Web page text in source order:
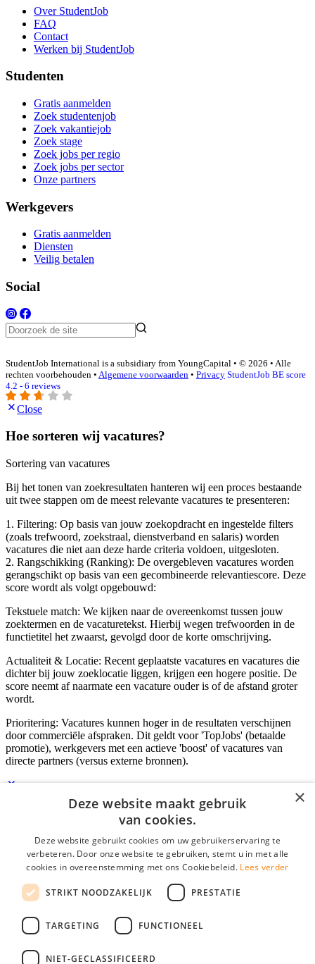
Over StudentJob
FAQ
Contact
Werken bij StudentJob
Studenten
Gratis aanmelden
Zoek studentenjob
Zoek vakantiejob
Zoek stage
Zoek jobs per regio
Zoek jobs per sector
Onze partners
Werkgevers
Gratis aanmelden
Diensten
Veilig betalen
Social
StudentJob International is a subsidiary from YoungCapital • © 2026 • Alle
rechten voorbehouden • Algemene voorwaarden • Privacy StudentJob BE score
4.2 - 6 reviews
Close
Hoe sorteren wij vacatures?
Sortering van vacatures
Bij het tonen van zoekresultaten hanteren wij een proces bestaande
uit twee stappen om de meest relevante vacatures te presenteren:
1. Filtering: Op basis van jouw zoekopdracht en ingestelde filters
(zoals trefwoord, zoekstraal, dienstverband en salaris) worden
vacatures die niet aan deze harde criteria voldoen, uitgesloten.
2. Rangschikking (Ranking): De overgebleven vacatures worden
gerangschikt op basis van een gecombineerde relevantiescore. Deze
score wordt als volgt opgebouwd:
Tekstuele match: We kijken naar de overeenkomst tussen jouw
zoektermen en de vacaturetekst. Hierbij wegen trefwoorden in de
functietitel het zwaarst, gevolgd door de korte omschrijving.
Actualiteit & Locatie: Recent geplaatste vacatures en vacatures die
dichter bij jouw zoeklocatie liggen, krijgen een hogere positie. De
score neemt af naarmate een vacature ouder is of de afstand groter
wordt.
Prioritering: Vacatures kunnen hoger in de resultaten verschijnen
door commerciële afspraken. Dit geldt voor 'TopJobs' (betaalde
promotie), werkgevers met een actieve 'boost' of vacatures van
directe partners (versus externe bronnen).
Inloggen als bedrijf
E-mail*
Wachtwoord
login gegevens onthouden
login
Bedrijf aanmelden
×
Deze website maakt gebruik
van cookies.
Deze website gebruikt cookies om uw gebruikerservaring te
verbeteren. Door onze website te gebruiken, stemt u in met alle
cookies in overeenstemming met ons Cookiebeleid. Lees verder
STRIKT NOODZAKELIJK PRESTATIE
TARGETING FUNCTIONEEL
NIET-GECLASSIFICEERD